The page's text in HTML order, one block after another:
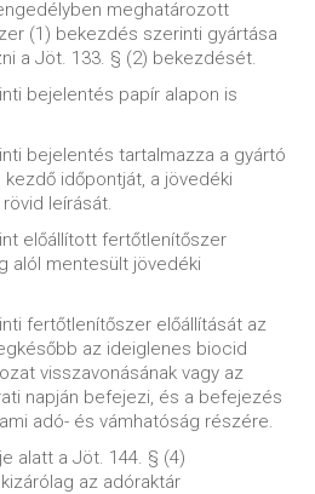
meghatározott
(1) bekezdés szerinti gyártása
a Jöt. 133. § (2) bekezdését.
bejelentés papír alapon is
bejelentés tartalmazza a gyártó
időpontját, a jövedéki
leírását.
előállított fertőtlenítőszer
alól mentesült jövedéki
fertőtlenítőszer előállítását az
az ideiglenes biocid
visszavonásának vagy az
napján befejezi, és a befejezés
adó- és vámhatóság részére.
alatt a Jöt. 144. § (4)
az adóraktár